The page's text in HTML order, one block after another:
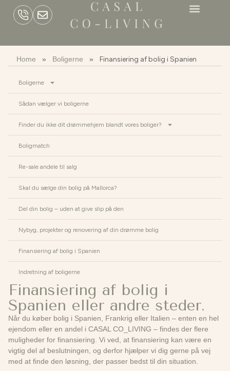
Home » Boligerne » Finansiering af bolig i Spanien
Boligerne
Sådan vælger vi boligerne
Finder du ikke dit drømmehjem blandt vores boliger?
Boligmatch
Re-sale andele til salg
Skal du sælge din bolig på Mallorca?
Del din bolig – uden at give slip på den
Nybyg, projekter og renovering af din drømme bolig
Finansiering af bolig i Spanien
Indretning af boligerne
Finansiering af bolig i
Spanien eller andre steder.
Når du køber bolig i Spanien, Frankrig eller Italien – enten en hel
ejendom eller en andel i CASAL CO_LIVING – findes der flere
muligheder for finansiering. Vi ved, at finansiering kan være en
vigtig del af beslutningen, og derfor hjælper vi dig gerne på vej
med at finde den løsning, der passer bedst til din situation.